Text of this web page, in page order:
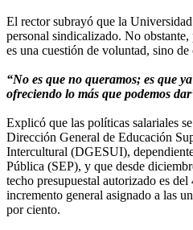
El rector subrayó que la
personal sindicalizado. No
es una cuestión de voluntad, sino
“No es que no queramos; es que
ofreciendo lo más que podemos
Explicó que las políticas salariales
Dirección General de Educación
Intercultural (DGESUI),
Pública (SEP), y que desde
techo presupuestal autorizado es
incremento general asignado a las
por ciento.